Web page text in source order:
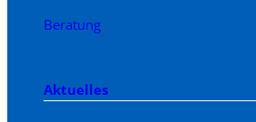
Beratung
Aktuelles